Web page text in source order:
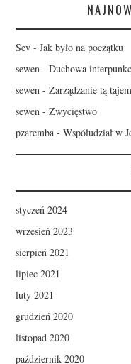
Sev -Jak było na początku
sewen -Duchowa
sewen -Zarządzanie tą
sewen -Zwycięstwo
pzaremba -Współudział w
styczeń 2024
wrzesień 2023
sierpień 2021
lipiec 2021
luty 2021
grudzień 2020
listopad 2020
październik 2020